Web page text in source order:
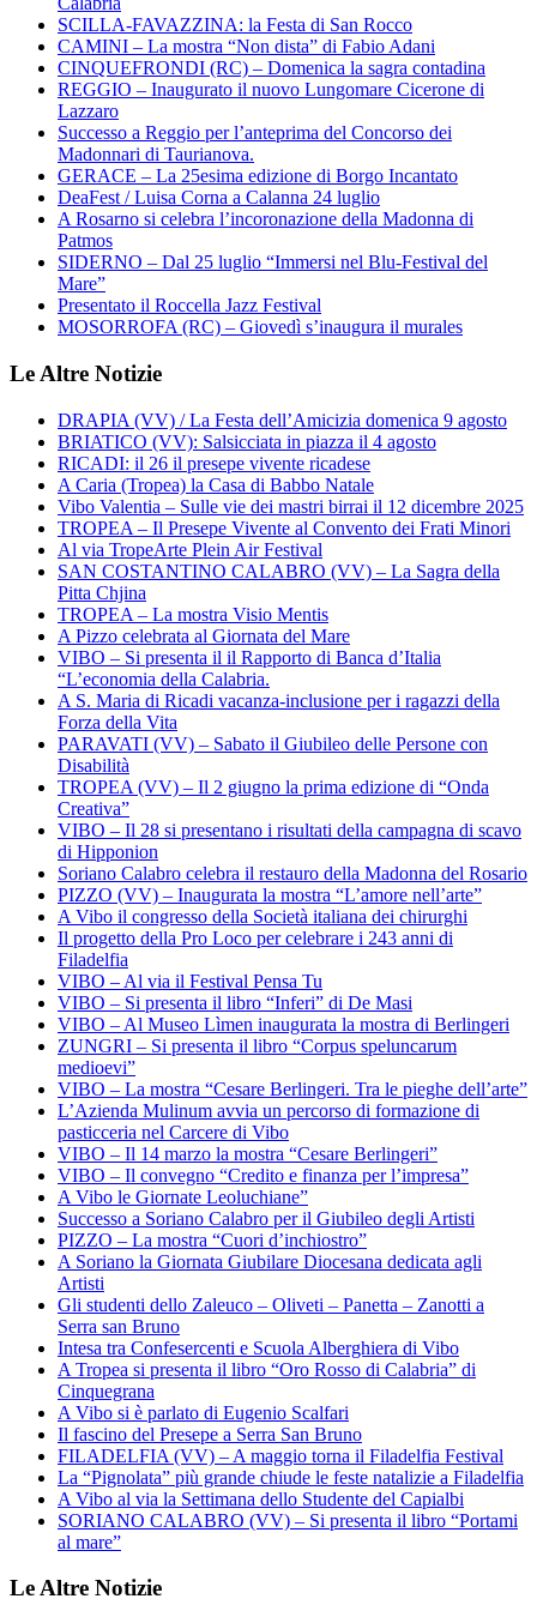
SCILLA-FAVAZZINA: la Festa di San Rocco
CAMINI – La mostra “Non dista” di Fabio Adani
CINQUEFRONDI (RC) – Domenica la sagra contadina
REGGIO – Inaugurato il nuovo Lungomare Cicerone di
Lazzaro
Successo a Reggio per l’anteprima del Concorso dei
Madonnari di Taurianova.
GERACE – La 25esima edizione di Borgo Incantato
DeaFest / Luisa Corna a Calanna 24 luglio
A Rosarno si celebra l’incoronazione della Madonna di
Patmos
SIDERNO – Dal 25 luglio “Immersi nel Blu-Festival del
Mare”
Presentato il Roccella Jazz Festival
MOSORROFA (RC) – Giovedì s’inaugura il murales
Le Altre Notizie
DRAPIA (VV) / La Festa dell’Amicizia domenica 9 agosto
BRIATICO (VV): Salsicciata in piazza il 4 agosto
RICADI: il 26 il presepe vivente ricadese
A Caria (Tropea) la Casa di Babbo Natale
Vibo Valentia – Sulle vie dei mastri birrai il 12 dicembre 2025
TROPEA – Il Presepe Vivente al Convento dei Frati Minori
Al via TropeArte Plein Air Festival
SAN COSTANTINO CALABRO (VV) – La Sagra della
Pitta Chjina
TROPEA – La mostra Visio Mentis
A Pizzo celebrata al Giornata del Mare
VIBO – Si presenta il il Rapporto di Banca d’Italia
“L’economia della Calabria.
A S. Maria di Ricadi vacanza-inclusione per i ragazzi della
Forza della Vita
PARAVATI (VV) – Sabato il Giubileo delle Persone con
Disabilità
TROPEA (VV) – Il 2 giugno la prima edizione di “Onda
Creativa”
VIBO – Il 28 si presentano i risultati della campagna di scavo
di Hipponion
Soriano Calabro celebra il restauro della Madonna del Rosario
PIZZO (VV) – Inaugurata la mostra “L’amore nell’arte”
A Vibo il congresso della Società italiana dei chirurghi
Il progetto della Pro Loco per celebrare i 243 anni di
Filadelfia
VIBO – Al via il Festival Pensa Tu
VIBO – Si presenta il libro “Inferi” di De Masi
VIBO – Al Museo Lìmen inaugurata la mostra di Berlingeri
ZUNGRI – Si presenta il libro “Corpus speluncarum
medioevi”
VIBO – La mostra “Cesare Berlingeri. Tra le pieghe dell’arte”
L’Azienda Mulinum avvia un percorso di formazione di
pasticceria nel Carcere di Vibo
VIBO – Il 14 marzo la mostra “Cesare Berlingeri”
VIBO – Il convegno “Credito e finanza per l’impresa”
A Vibo le Giornate Leoluchiane”
Successo a Soriano Calabro per il Giubileo degli Artisti
PIZZO – La mostra “Cuori d’inchiostro”
A Soriano la Giornata Giubilare Diocesana dedicata agli
Artisti
Gli studenti dello Zaleuco – Oliveti – Panetta – Zanotti a
Serra san Bruno
Intesa tra Confesercenti e Scuola Alberghiera di Vibo
A Tropea si presenta il libro “Oro Rosso di Calabria” di
Cinquegrana
A Vibo si è parlato di Eugenio Scalfari
Il fascino del Presepe a Serra San Bruno
FILADELFIA (VV) – A maggio torna il Filadelfia Festival
La “Pignolata” più grande chiude le feste natalizie a Filadelfia
A Vibo al via la Settimana dello Studente del Capialbi
SORIANO CALABRO (VV) – Si presenta il libro “Portami
al mare”
Le Altre Notizie